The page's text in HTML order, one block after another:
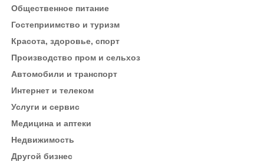
Общественное питание
Гостеприимство и туризм
Красота, здоровье, спорт
Производство пром и сельхоз
Автомобили и транспорт
Интернет и телеком
Услуги и сервис
Медицина и аптеки
Недвижимость
Другой бизнес